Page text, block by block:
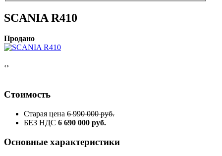
SCANIA R410
Продано
‹›
Стоимость
Старая цена 6 990 000 руб.
БЕЗ НДС 6 690 000 руб.
Основные характеристики